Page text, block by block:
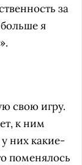
за
я
свою игру.
к ним
них какие-
поменялось